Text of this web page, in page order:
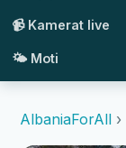
📹 Kamerat live
🌤️ Moti
AlbaniaForAll ›